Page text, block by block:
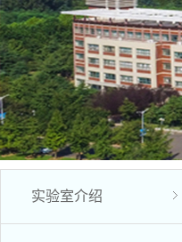
实验室介绍